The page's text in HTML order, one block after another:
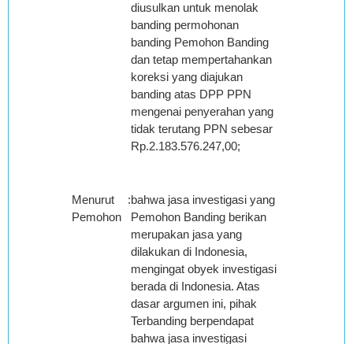
diusulkan untuk menolak
banding permohonan
banding Pemohon Banding
dan tetap mempertahankan
koreksi yang diajukan
banding atas DPP PPN
mengenai penyerahan yang
tidak terutang PPN sebesar
Rp.2.183.576.247,00;
Menurut
Pemohon
:bahwa jasa investigasi yang
Pemohon Banding berikan
merupakan jasa yang
dilakukan di Indonesia,
mengingat obyek investigasi
berada di Indonesia. Atas
dasar argumen ini, pihak
Terbanding berpendapat
bahwa jasa investigasi